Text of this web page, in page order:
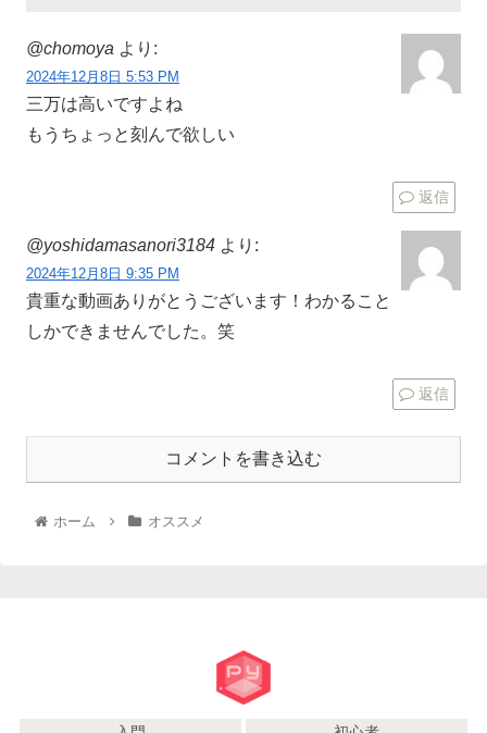
@chomoya より:
2024年12月8日 5:53 PM
三万は高いですよね
もうちょっと刻んで欲しい
返信
@yoshidamasanori3184 より:
2024年12月8日 9:35 PM
貴重な動画ありがとうございます！わかること
しかできませんでした。笑
返信
コメントを書き込む
ホーム オススメ